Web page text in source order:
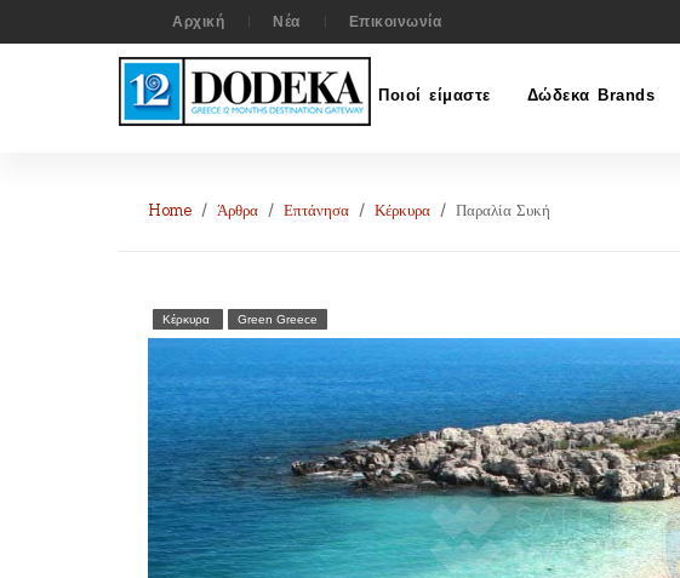
Αρχική Νέα Επικοινωνία
Ποιοί είμαστε Δώδεκα Brands
Home Άρθρα Επτάνησα Κέρκυρα Παραλία Συκή
Κέρκυρα Green Greece